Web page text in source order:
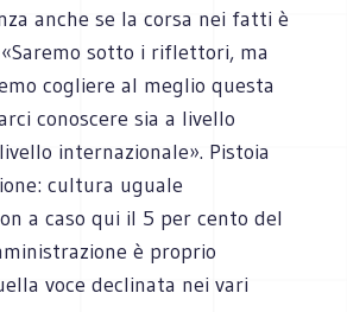
anche se la corsa nei fatti è
sotto i riflettori, ma
cogliere al meglio questa
conoscere sia a livello
internazionale». Pistoia
cultura uguale
a caso qui il 5 per cento del
è proprio
voce declinata nei vari